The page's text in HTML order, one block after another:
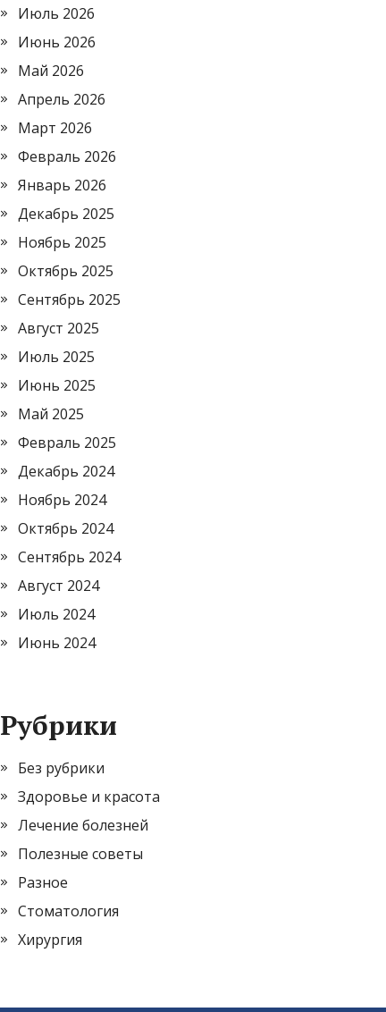
Июль 2026
Июнь 2026
Май 2026
Апрель 2026
Март 2026
Февраль 2026
Январь 2026
Декабрь 2025
Ноябрь 2025
Октябрь 2025
Сентябрь 2025
Август 2025
Июль 2025
Июнь 2025
Май 2025
Февраль 2025
Декабрь 2024
Ноябрь 2024
Октябрь 2024
Сентябрь 2024
Август 2024
Июль 2024
Июнь 2024
Рубрики
Без рубрики
Здоровье и красота
Лечение болезней
Полезные советы
Разное
Стоматология
Хирургия